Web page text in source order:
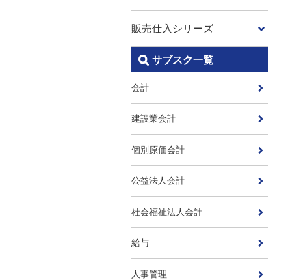
販売仕入シリーズ
サブスク一覧
会計
建設業会計
個別原価会計
公益法人会計
社会福祉法人会計
給与
人事管理